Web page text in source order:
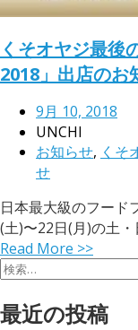
くそオヤジ最後
2018」出店のお
9月 10, 2018
UNCHI
お知らせ, くそ
せ
日本最大級のフード
(土)〜22日(月)の土
Read More >>
検
最近の投稿